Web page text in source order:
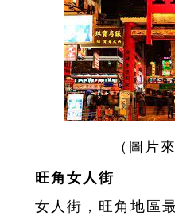
（圖片
旺角女人街
女人街，旺角地區